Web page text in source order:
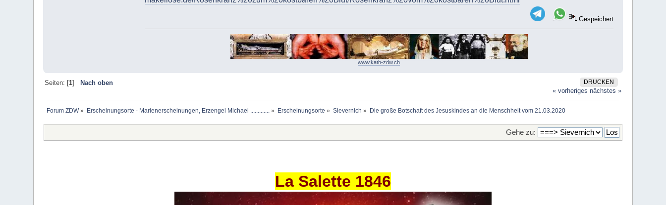
Gespeichert
www.kath-zdw.ch
DRUCKEN
Seiten: [1] Nach oben
« vorheriges nächstes »
Forum ZDW» Erscheinungsorte - Marienerscheinungen, Erzengel Michael ............. » Erscheinungsorte » Sievernich » Die große Botschaft des Jesuskindes an die Menschheit vom 21.03.2020
Gehe zu:
La Salette 1846